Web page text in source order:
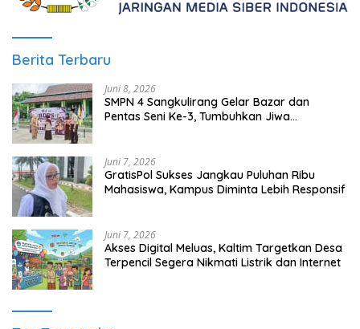
Berita Terbaru
Juni 8, 2026
SMPN 4 Sangkulirang Gelar Bazar dan
Pentas Seni Ke-3, Tumbuhkan Jiwa
Juni 7, 2026
GratisPol Sukses Jangkau Puluhan Ribu
Mahasiswa, Kampus Diminta Lebih Responsif
Juni 7, 2026
Akses Digital Meluas, Kaltim Targetkan Desa
Terpencil Segera Nikmati Listrik dan Internet